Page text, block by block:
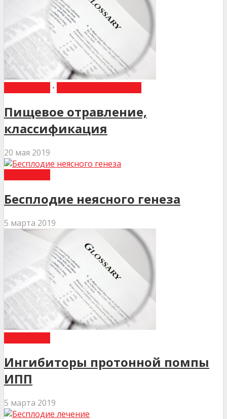
•
Пищевое отравление,
классификация
20 мая 2019
Бесплодие неясного генеза
5 марта 2019
Ингибиторы протонной помпы
ИПП
5 марта 2019